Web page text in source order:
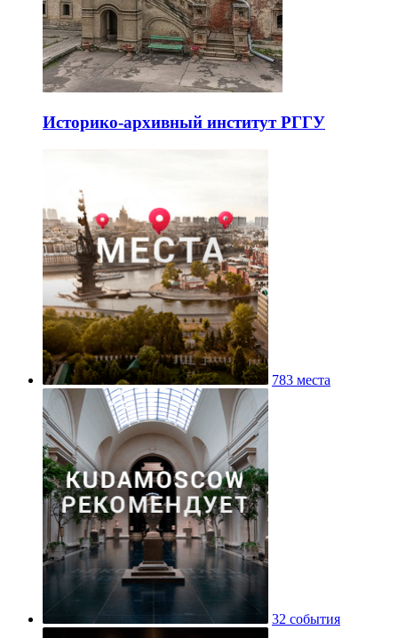
Историко-архивный институт РГГУ
783 места
32 события